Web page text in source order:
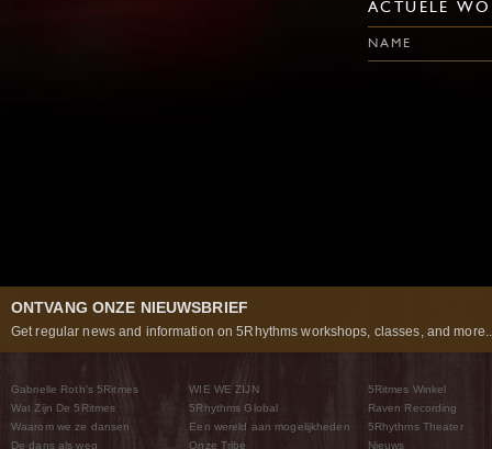
ACTUELE
NAME
ONTVANG ONZE NIEUWSBRIEF
Get regular news and information on 5Rhythms workshops, classes, and
Gabrielle Roth’s 5Ritmes
Wat Zijn De 5Ritmes
Waarom we ze dansen
De dans als weg
WIE WE ZIJN
5Rhythms Global
Een wereld aan mogelijkheden
Onze Tribe
5Ritmes Winkel
Raven Recording
5Rhythms Theater
Nieuws